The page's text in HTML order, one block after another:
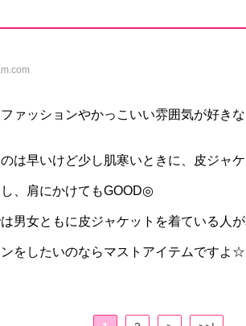
ァッションやかっこいい雰囲気が好き
は早いけど少し肌寒いときに、皮ジャ
、肩にかけてもGOOD◎
男女ともに皮ジャケットを着ている人
をしたいのならマストアイテムですよ☆